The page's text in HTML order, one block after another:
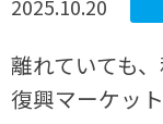
2025.10.20
離れていても
復興マーケッ